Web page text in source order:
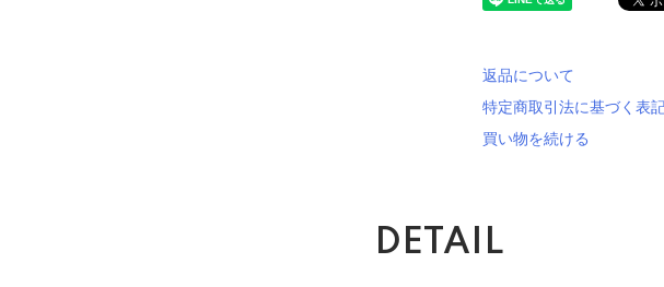
返品について
特定商取引法に基づく表
買い物を続ける
DETAIL